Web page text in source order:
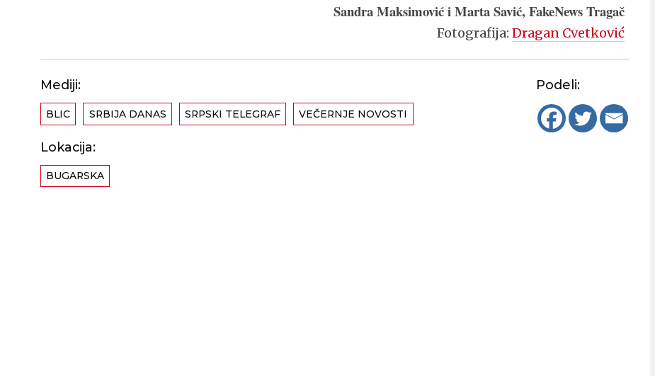
Sandra Maksimović i Marta Savić, FakeNews Tragač
Fotografija:Dragan Cvetković
Mediji:
BLIC SRBIJA DANAS SRPSKI TELEGRAF VEČERNJE NOVOSTI
Lokacija:
BUGARSKA
Podeli: